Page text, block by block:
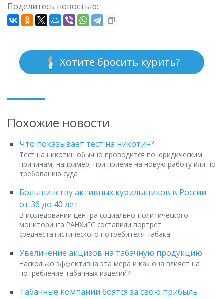
Поделитесь новостью:
Хотите бросить курить?
Похожие новости
Что показывает тест на никотин?
Тест на никотин обычно проводится по юридическим
причинам, например, при приеме на новую работу или по
требованию суда
Большинству активных курильщиков в России
от 36 до 40 лет
В исследовании центра социально-политического
мониторинга РАНХиГС составили портрет
среднестатистического потребителя табака
Увеличение акцизов на табачную продукцию
Насколько эффективна эта мера и как она влияет на
потребление табачных изделий?
Табачные компании боятся за свою прибыль